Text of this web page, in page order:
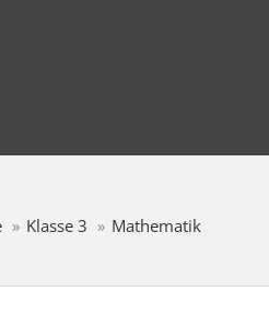
Klasse 3
Mathematik